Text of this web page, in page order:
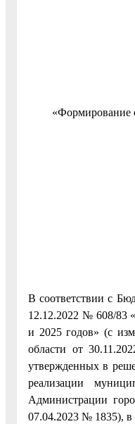
«Формирование
В соответствии с
12.12.2022 № 608/83
и 2025 годов» (с
области от
утвержденных в
реализации
Администрации
07.04.2023 № 1835), в